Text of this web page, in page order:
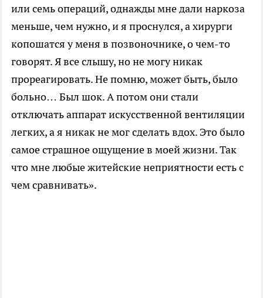
или семь операций, однажды мне дали наркоза
меньше, чем нужно, и я проснулся, а хирурги
копошатся у меня в позвоночнике, о чем-то
говорят. Я все слышу, но не могу никак
прореагировать. Не помню, может быть, было
больно… Был шок. А потом они стали
отключать аппарат искусственной вентиляции
легких, а я никак не мог сделать вдох. Это было
самое страшное ощущение в моей жизни. Так
что мне любые житейские неприятности есть с
чем сравнивать».